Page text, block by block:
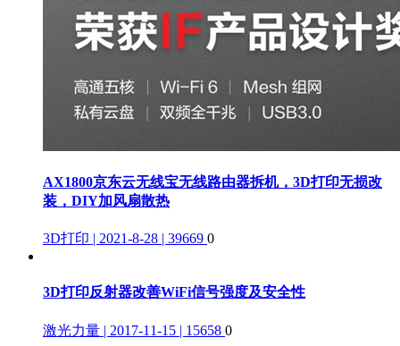
AX1800京东云无线宝无线路由器拆机，3D打印无损改
装，DIY加风扇散热
3D打印 | 2021-8-28 | 39669 0
3D打印反射器改善WiFi信号强度及安全性
激光力量 | 2017-11-15 | 15658 0